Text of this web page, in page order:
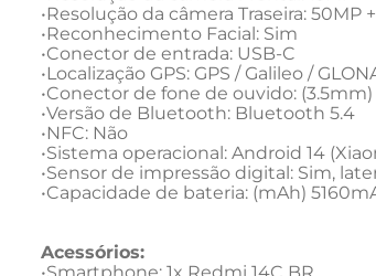
•Resolução da câmera Traseira: 50MP
•Reconhecimento Facial: Sim
•Conector de entrada: USB-C
•Localização GPS: GPS / Galileo /
•Conector de fone de ouvido: (3.5mm)
•Versão de Bluetooth: Bluetooth 5.4
•NFC: Não
•Sistema operacional: Android 14
•Sensor de impressão digital: Sim,
•Capacidade de bateria: (mAh)
Acessórios: